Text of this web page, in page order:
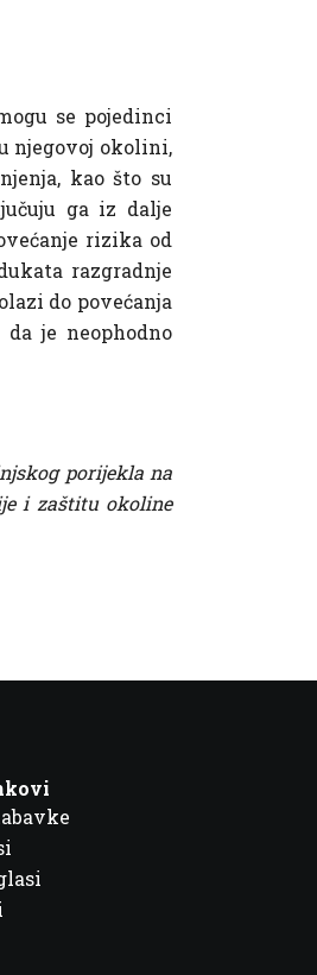
se pojedinci
njegovoj okolini,
kao što su
ga iz dalje
rizika od
razgradnje
do povećanja
je neophodno
porijekla na
i zaštitu okoline